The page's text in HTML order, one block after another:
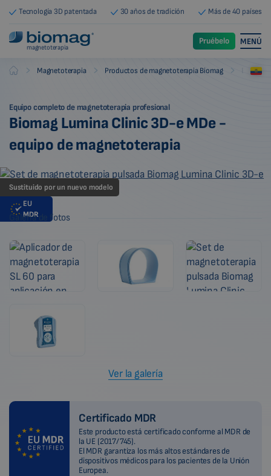
Tecnología 3D patentada 30 años de tradición Más de 40 países
magnetoterapia
Pruébelo MENÚ
Biomag Magnetoterapia Productos de magnetoterapia Biomag Equipos
Equipo completo de magnetoterapia profesional
Biomag Lumina Clinic 3D-e MDe -
equipo de magnetoterapia
Sustituido por un nuevo modelo
EU
MDR
Galería de fotos
Ver la galería
Certificado MDR
Este producto está certificado conforme al MDR de
la UE (2017/745).
El MDR garantiza los más altos estándares de
dispositivos médicos para los pacientes de la Unión
Europea.